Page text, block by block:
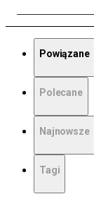
Powiązane
Polecane
Najnowsze
Tagi